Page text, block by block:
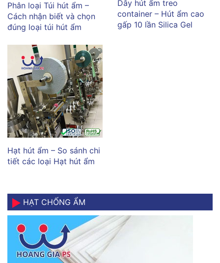
Phân loại Túi hút ẩm –
Cách nhận biết và chọn
đúng loại túi hút ẩm
Dây hút ẩm treo
container – Hút ẩm cao
gấp 10 lần Silica Gel
Hạt hút ẩm – So sánh chi
tiết các loại Hạt hút ẩm
HẠT CHỐNG ẨM